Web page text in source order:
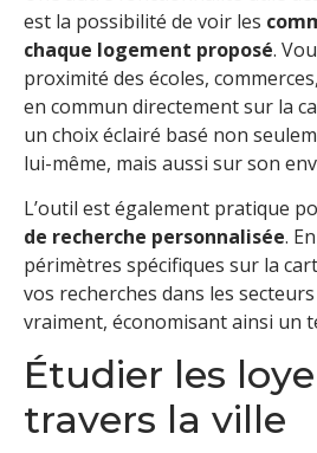
est la possibilité de voir les
chaque logement proposé.
proximité des écoles,
en commun directement sur la
un choix éclairé basé non
lui-même, mais aussi sur son
L’outil est également pratique
de recherche personnalisée.
périmètres spécifiques sur la
vos recherches dans les
vraiment, économisant ainsi un
Étudier les
travers la ville